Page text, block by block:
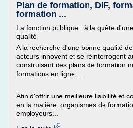
Plan de formation, DIF,
formation ...
La fonction publique : à la quête
qualité
A la recherche d'une bonne qualité
acteurs innovent et se réinterrogent
construisant des plans de formation
formations en ligne,...
Afin d'offrir une meilleure lisibilité et
en la matière, organismes de
employeurs...